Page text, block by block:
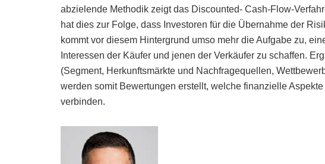
abzielende Methodik zeigt das Discounted- Cash-Flow-
hat dies zur Folge, dass Investoren für die Übernahme der
kommt vor diesem Hintergrund umso mehr die Aufgabe zu,
Interessen der Käufer und jenen der Verkäufer zu schaffen.
(Segment, Herkunftsmärkte und Nachfragequellen,
werden somit Bewertungen erstellt, welche finanzielle
verbinden.